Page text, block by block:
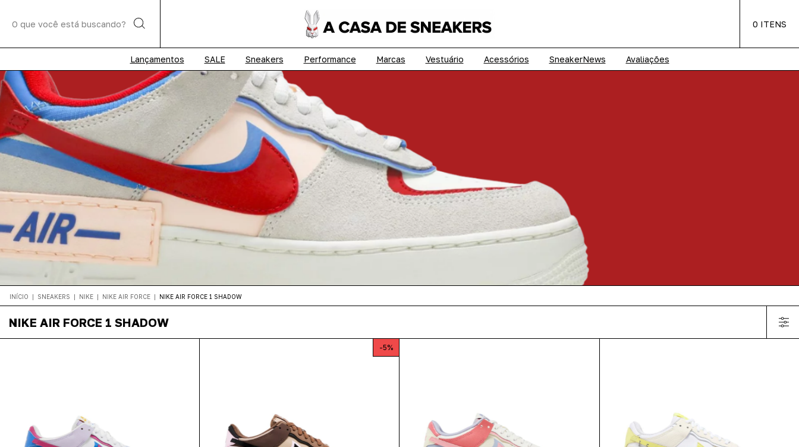
0 ITENS
Lançamentos SALE Sneakers Performance Marcas Vestuário Acessórios SneakerNews Avaliações
INÍCIO | SNEAKERS | NIKE | NIKE AIR FORCE | NIKE AIR FORCE 1 SHADOW
NIKE AIR FORCE 1 SHADOW
-5%